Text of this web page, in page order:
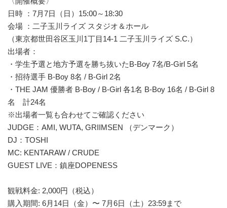
日時 ：7月7日（日）15:00～18:30
会場 ：二子玉川ライズ スタジオ＆ホール
（東京都世田谷区玉川1丁目14-1 二子玉川ライズ S.C.）
出場者：
・学生予選と地方予選を勝ち抜いたB-Boy 7名/B-Girl 5名
・招待選手 B-Boy 8名 / B-Girl 2名
・THE JAM 優勝者 B-Boy / B-Girl 各1名 B-Boy 16名 / B-Girl 8
名 計24名
※出場者一覧も合わせてご確認ください
JUDGE：AMI, WUTA, GRIIMSEN （デンマーク）
DJ：TOSHI
MC: KENTARAW / CRUDE
GUEST LIVE：鎮座DOPENESS
観戦料金: 2,000円（税込）
購入期間: 6月14日（金）〜 7月6日（土）23:59まで